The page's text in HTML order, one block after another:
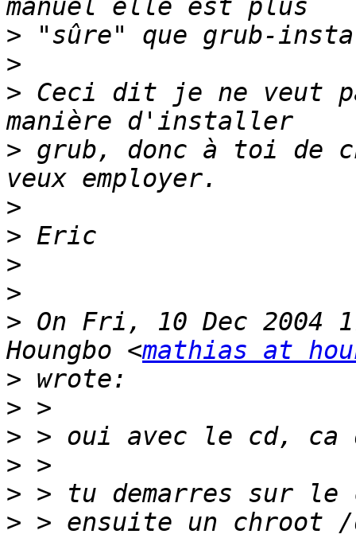
>
>
> Ceci dit je ne veut
> grub, donc à toi de
>
>
>
>
> On Fri, 10 Dec 2004
Houngbo <mathias at
>
>
>
>
>
> > ensuite un chroot